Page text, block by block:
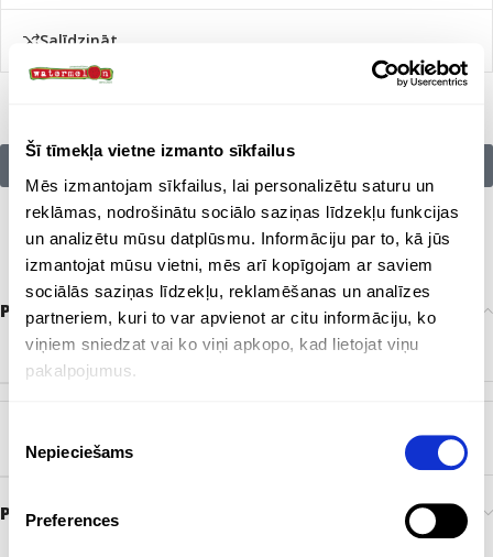
Šī tīmekļa vietne izmanto sīkfailus
Mēs izmantojam sīkfailus, lai personalizētu saturu un
reklāmas, nodrošinātu sociālo saziņas līdzekļu funkcijas
un analizētu mūsu datplūsmu. Informāciju par to, kā jūs
izmantojat mūsu vietni, mēs arī kopīgojam ar saviem
sociālās saziņas līdzekļu, reklamēšanas un analīzes
partneriem, kuri to var apvienot ar citu informāciju, ko
viņiem sniedzat vai ko viņi apkopo, kad lietojat viņu
pakalpojumus.
izvēle
Nepieciešams
Preferences
Salīdzināt
Papildu informācija
KRĀSA
ZĪMOLS Bez zīmola
Preces pasūtīšana un piegāde